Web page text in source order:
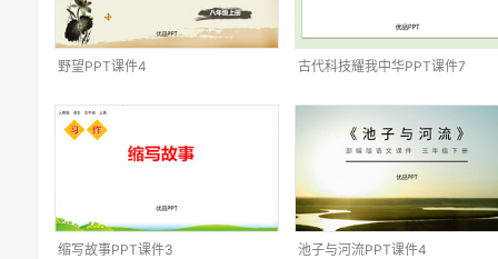
野望PPT课件4 古代科技耀我中华PPT课件7
缩写故事PPT课件3 池子与河流PPT课件4